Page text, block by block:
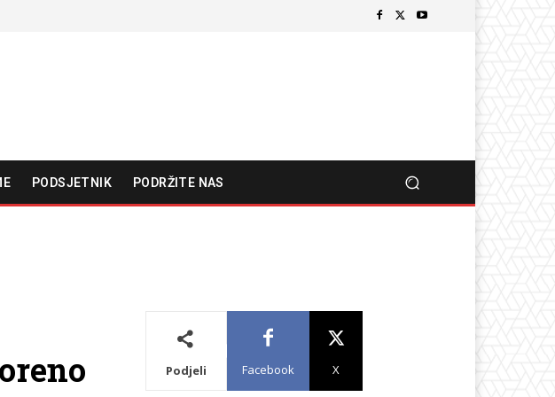
PODSJETNIK PODRŽITE NAS
Podjeli Facebook X